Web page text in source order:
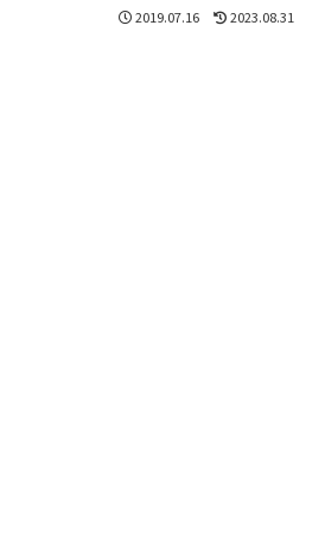
2019.07.16 2023.08.31